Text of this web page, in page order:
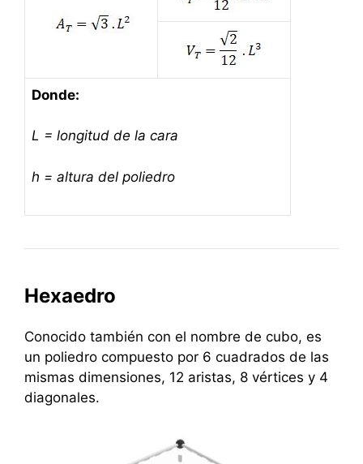
Donde:
L = longitud de la cara
h = altura del poliedro
Hexaedro
Conocido también con el nombre de cubo, es
un poliedro compuesto por 6 cuadrados de las
mismas dimensiones, 12 aristas, 8 vértices y 4
diagonales.